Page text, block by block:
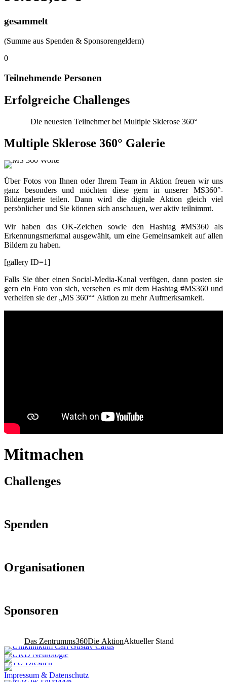
gesammelt
(Summe aus Spenden & Sponsorengeldern)
0
Teilnehmende Personen
Erfolgreiche Challenges
Die neuesten Teilnehmer bei Multiple Sklerose 360°
Multiple Sklerose 360° Galerie
Über Fotos von Ihnen oder Ihrem Team in Aktion freuen wir uns
ganz besonders und möchten diese gern in unserer MS360°-
Bildergalerie teilen. Dann wird die digitale Aktion gleich viel
persönlicher und Sie können sich anschauen, wer aktiv teilnimmt.
Wir haben das OK-Zeichen sowie den Hashtag #MS360 als
Erkennungsmerkmal ausgewählt, um eine Gemeinsamkeit auf allen
Bildern zu haben.
[gallery ID=1]
Falls Sie über einen Social-Media-Kanal verfügen, dann posten sie
gern ein Foto von sich, versehen es mit dem Hashtag #MS360 und
verhelfen sie der „MS 360°“ Aktion zu mehr Aufmerksamkeit.
Mitmachen
Challenges
Spenden
Organisationen
Sponsoren
Das Zentrumms360Die AktionAktueller Stand
Impressum & Datenschutz